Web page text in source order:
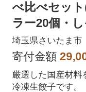
べ比べセッ
ラー20個・
旨辛20個・
ーズ10個)
埼玉県さいたま市
寄付金額
厳選した国産材料
冷凍生餃子です。